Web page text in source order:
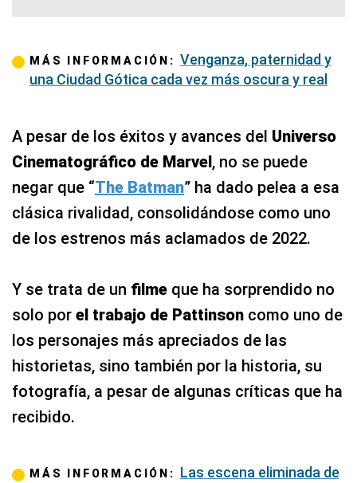
MÁS INFORMACIÓN: Venganza, paternidad y
una Ciudad Gótica cada vez más oscura y real
A pesar de los éxitos y avances del Universo
Cinematográfico de Marvel, no se puede
negar que “The Batman” ha dado pelea a esa
clásica rivalidad, consolidándose como uno
de los estrenos más aclamados de 2022.
Y se trata de un filme que ha sorprendido no
solo por el trabajo de Pattinson como uno de
los personajes más apreciados de las
historietas, sino también por la historia, su
fotografía, a pesar de algunas críticas que ha
recibido.
MÁS INFORMACIÓN: Las escena eliminada de